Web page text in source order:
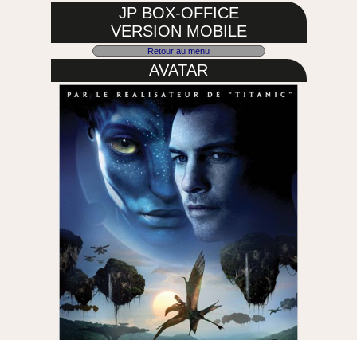
JP BOX-OFFICE
VERSION MOBILE
Retour au menu
AVATAR